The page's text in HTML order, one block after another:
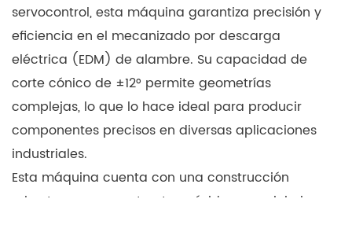
servocontrol, esta máquina garantiza precisión y
eficiencia en el mecanizado por descarga
eléctrica (EDM) de alambre. Su capacidad de
corte cónico de ±12° permite geometrías
complejas, lo que lo hace ideal para producir
componentes precisos en diversas aplicaciones
industriales.
Esta máquina cuenta con una construcción
robusta, con una estructura rígida que minimiza